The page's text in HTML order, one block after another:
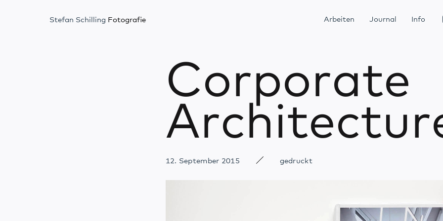
Stefan Schilling Fotografie Arbeiten Journal Info
Corporate
12. September 2015 gedruckt